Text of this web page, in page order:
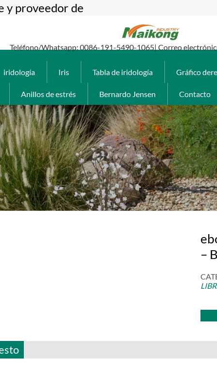
y proveedor de
Teléfono/Whatsapp: 0086-191-5490-1065| Correo
iridología
Iris Tabla de iridología Gráfico
Anillos de estrés Bernardo Jensen Contacto
–